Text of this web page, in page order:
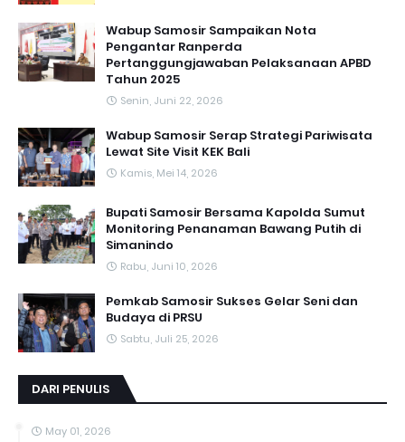
Wabup Samosir Sampaikan Nota
Pengantar Ranperda
Pertanggungjawaban Pelaksanaan APBD
Tahun 2025
Senin, Juni 22, 2026
Wabup Samosir Serap Strategi Pariwisata
Lewat Site Visit KEK Bali
Kamis, Mei 14, 2026
Bupati Samosir Bersama Kapolda Sumut
Monitoring Penanaman Bawang Putih di
Simanindo
Rabu, Juni 10, 2026
Pemkab Samosir Sukses Gelar Seni dan
Budaya di PRSU
Sabtu, Juli 25, 2026
DARI PENULIS
May 01, 2026